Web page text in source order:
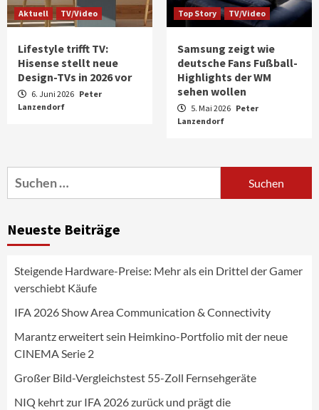
Aktuell TV/Video
Lifestyle trifft TV:
Hisense stellt neue
Design-TVs in 2026 vor
6. Juni 2026 Peter
Lanzendorf
Top Story TV/Video
Samsung zeigt wie
deutsche Fans Fußball-
Highlights der WM
sehen wollen
5. Mai 2026 Peter
Lanzendorf
Suchen
nach:
Neueste Beiträge
Steigende Hardware-Preise: Mehr als ein Drittel der Gamer
verschiebt Käufe
IFA 2026 Show Area Communication & Connectivity
Marantz erweitert sein Heimkino-Portfolio mit der neue
CINEMA Serie 2
Großer Bild-Vergleichstest 55-Zoll Fernsehgeräte
NIQ kehrt zur IFA 2026 zurück und prägt die
4
News aus dem Internet
Fernsehgeräte
5
NIQ kehrt zur IFA 2026 zurück und prägt
die Branchendebatte
6
Aktuell
CHERRY baut Vertriebsteam in